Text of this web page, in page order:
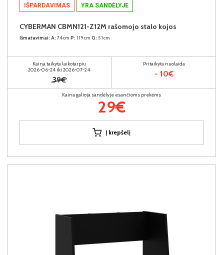
IŠPARDAVIMAS YRA SANDĖLYJE
CYBERMAN CBMN121-Z12M rašomojo stalo kojos
Išmatavimai: A: 74cm P: 119cm G: 51cm
Kaina taikyta laikotarpiu
2026-06-24 iki 2026-07-24
39€
Pritaikyta nuolaida
- 10€
Kaina galioja sandėlyje esančioms prekėms
29€
Į krepšelį